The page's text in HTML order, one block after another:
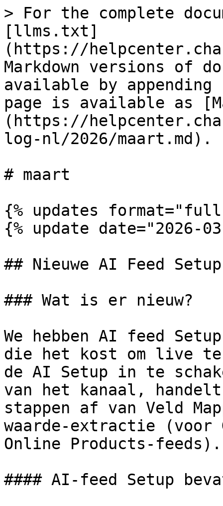
> For the complete
[llms.txt]
(https://
Markdown versions of
available by
page is available as
(https://
log-nl/2026/maart.md).
# maart
{% updates
{% update date="2026-
## Nieuwe AI Feed Setup
### Wat is er nieuw?
We hebben AI feed
die het kost om live te
de AI Setup in te
van het kanaal, handelt
stappen af van Veld
waarde-extractie (voor
Online Products-feeds).
#### AI-feed Setup